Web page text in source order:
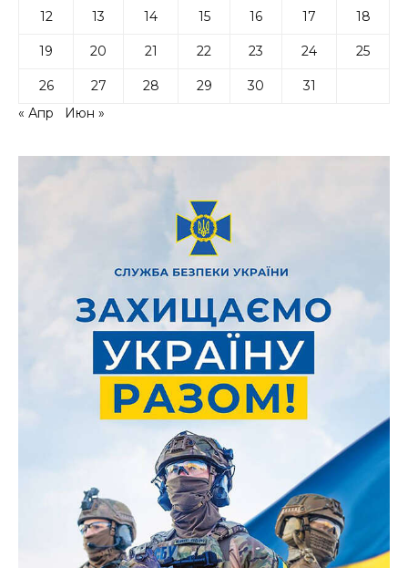
12 13 14 15 16 17 18
19 20 21 22 23 24 25
26 27 28 29 30
31
« Апр
Июн »